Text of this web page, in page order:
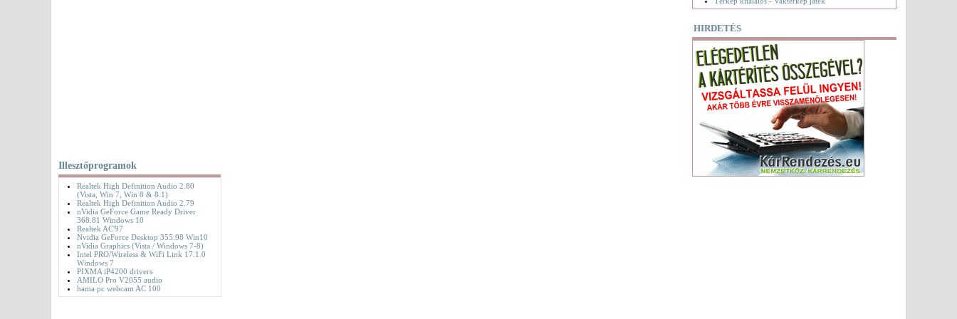
Illesztőprogramok
Realtek High Definition Audio 2.80
(Vista, Win 7, Win 8 & 8.1)
Realtek High Definition Audio 2.79
nVidia GeForce Game Ready Driver
368.81 Windows 10
Realtek AC'97
Nvidia GeForce Desktop 355.98 Win10
nVidia Graphics (Vista / Windows 7-8)
Intel PRO/Wireless & WiFi Link 17.1.0
Windows 7
PIXMA iP4200 drivers
AMILO Pro V2055 audio
hama pc webcam AC 100
HIRDETÉS